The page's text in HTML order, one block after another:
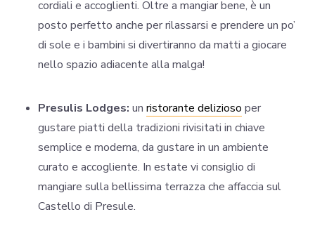
cordiali e accoglienti. Oltre a mangiar bene, è un
posto perfetto anche per rilassarsi e prendere un po’
di sole e i bambini si divertiranno da matti a giocare
nello spazio adiacente alla malga!
Presulis Lodges: un ristorante delizioso per
gustare piatti della tradizioni rivisitati in chiave
semplice e moderna, da gustare in un ambiente
curato e accogliente. In estate vi consiglio di
mangiare sulla bellissima terrazza che affaccia sul
Castello di Presule.